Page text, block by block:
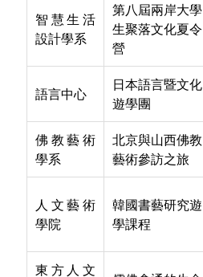
智慧生活
設計學系
第八屆兩岸大學
生聚落文化夏令
營
語言中心
日本語言暨文化
遊學團
佛教藝術
學系
北京與山西佛教
藝術參訪之旅
人文藝術
學院
韓國書藝研究遊
學課程
東方人文